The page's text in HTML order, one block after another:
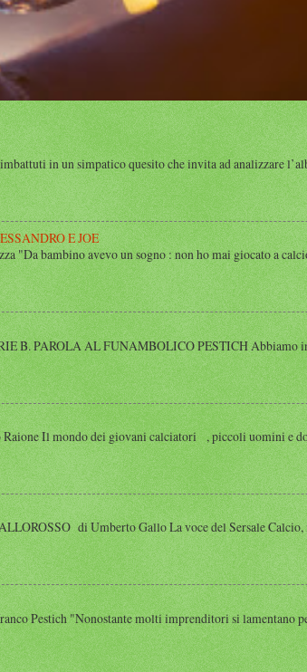
in un simpatico quesito che invita ad analizzare
E JOE
bambino avevo un sogno : non ho mai giocato a
B. PAROLA AL FUNAMBOLICO PESTICH Abbiamo
Il mondo dei giovani calciatori , piccoli uomini e
di Umberto Gallo La voce del Sersale Calcio,
Pestich "Nonostante molti imprenditori si lamentano